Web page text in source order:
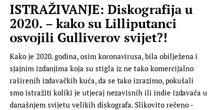
FILM
MUSIC BOX
ISTRAŽIVANJE: Diskografija u
2020. – kako su Lilliputanci
osvojili Gulliverov svijet?!
Kako je 2020. godina, osim koronavirusa, bila obilježena i
sjajnim izdanjima koja su stigla iz ne tako komercijalno
raširenih izdavačkih kuća, da se tako izrazimo, pokušali
smo istražiti koliki je utjecaj nezavisnih ili indie izdavača u
današnjem svijetu velikih diskografa. Slikovito rečeno -